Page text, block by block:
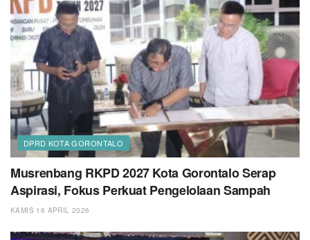
DPRD KOTA GORONTALO
Musrenbang RKPD 2027 Kota Gorontalo Serap
Aspirasi, Fokus Perkuat Pengelolaan Sampah
KAMIS 16 APRIL 2026